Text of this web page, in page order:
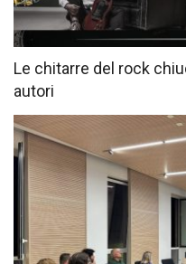
Le chitarre del rock
autori